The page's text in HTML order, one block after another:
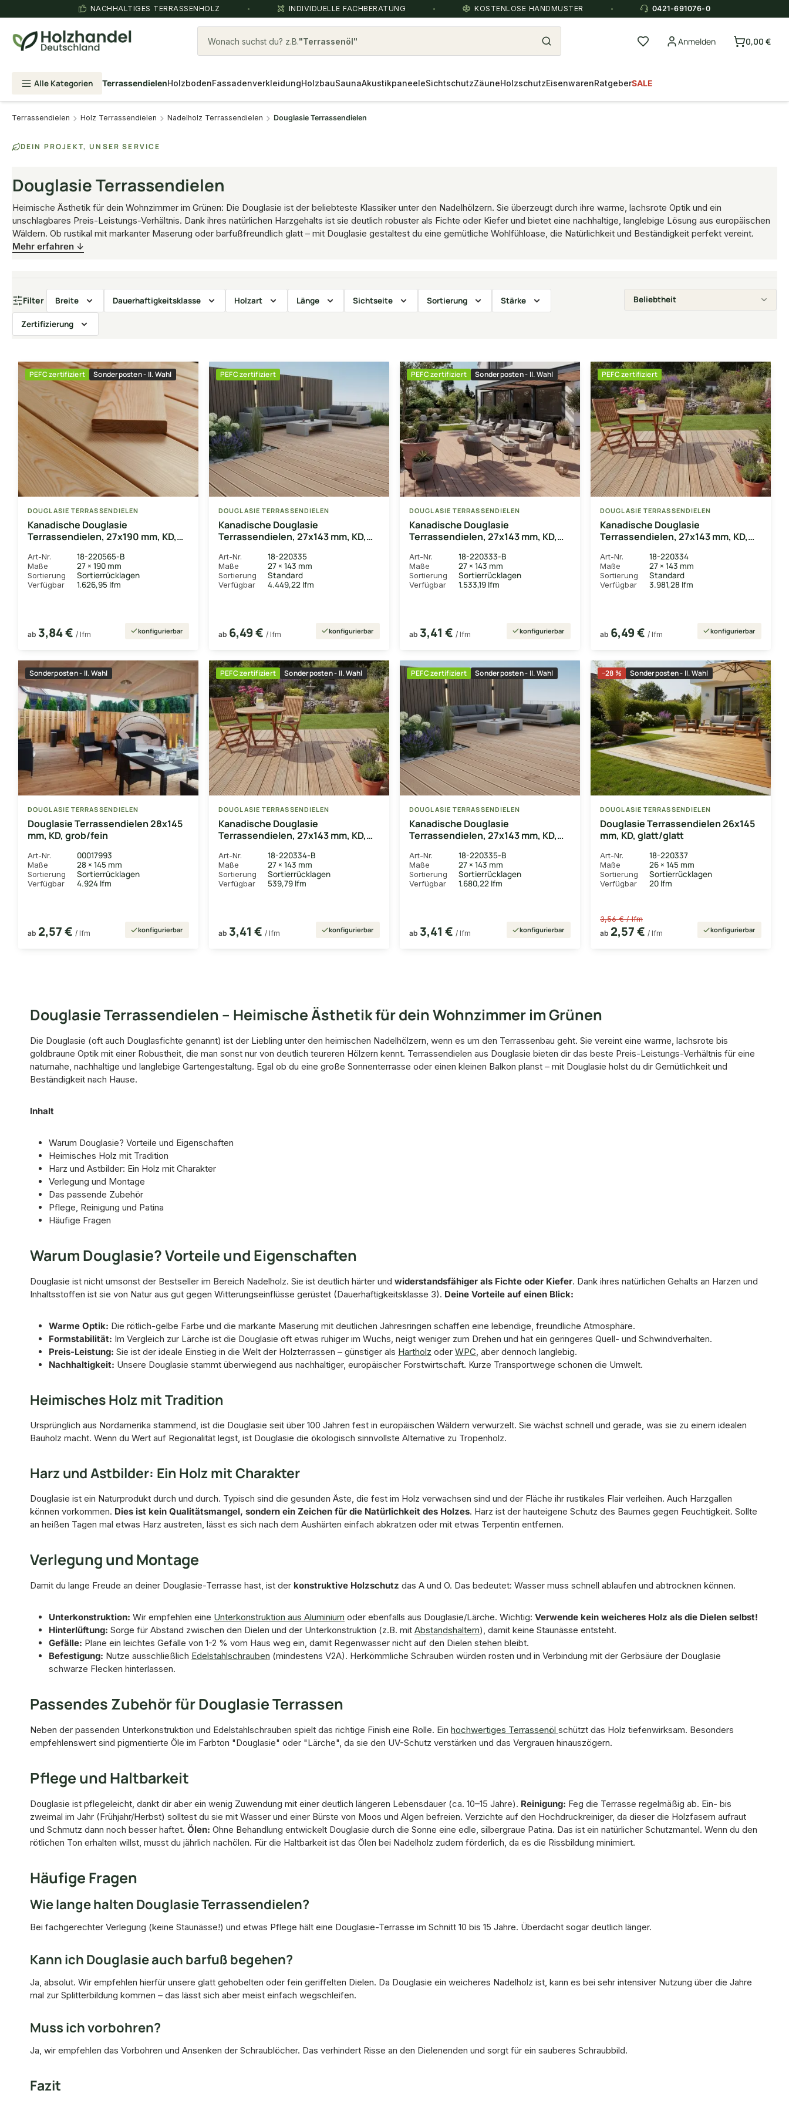
NACHHALTIGES TERRASSENHOLZ INDIVIDUELLE FACHBERATUNG KOSTENLOSE HANDMUSTER 0421-691076-0
Wonach suchst du? z.B. robinie Anmelden 0,00 €
Alle Kategorien TerrassendielenHolzbodenFassadenverkleidungHolzbauSaunaAkustikpaneeleSichtschutzZäuneHolzschutzEisenwarenRatgeberSALE
Terrassendielen Holz Terrassendielen Nadelholz Terrassendielen Douglasie Terrassendielen
DEIN PROJEKT, UNSER SERVICE
Douglasie Terrassendielen
Heimische Ästhetik für dein Wohnzimmer im Grünen: Die Douglasie ist der beliebteste Klassiker unter den Nadelhölzern. Sie überzeugt durch ihre warme, lachsrote Optik und ein
unschlagbares Preis-Leistungs-Verhältnis. Dank ihres natürlichen Harzgehalts ist sie deutlich robuster als Fichte oder Kiefer und bietet eine nachhaltige, langlebige Lösung aus europäischen
Wäldern. Ob rustikal mit markanter Maserung oder barfußfreundlich glatt – mit Douglasie gestaltest du eine gemütliche Wohlfühloase, die Natürlichkeit und Beständigkeit perfekt vereint.
Mehr erfahren ↓
Filter Breite Dauerhaftigkeitsklasse Holzart Länge Sichtseite Sortierung Stärke
Zertifizierung
Sonderposten - II. Wahl
PEFC zertifiziert
DOUGLASIE TERRASSENDIELEN
Kanadische Douglasie
Terrassendielen, 27x190 mm, KD,
Art-Nr. 18-220565-B
Maße 27 × 190 mm
Sortierung Sortierrücklagen
Verfügbar 1.626,95 lfm
ab 3,84 € / lfm konfigurierbar
PEFC zertifiziert
DOUGLASIE TERRASSENDIELEN
Kanadische Douglasie
Terrassendielen, 27x143 mm, KD,
Art-Nr. 18-220335
Maße 27 × 143 mm
Sortierung Standard
Verfügbar 4.449,22 lfm
ab 6,49 € / lfm konfigurierbar
Sonderposten - II. Wahl
PEFC zertifiziert
DOUGLASIE TERRASSENDIELEN
Kanadische Douglasie
Terrassendielen, 27x143 mm, KD,
Art-Nr. 18-220333-B
Maße 27 × 143 mm
Sortierung Sortierrücklagen
Verfügbar 1.533,19 lfm
ab 3,41 € / lfm konfigurierbar
PEFC zertifiziert
DOUGLASIE TERRASSENDIELEN
Kanadische Douglasie
Terrassendielen, 27x143 mm, KD,
Art-Nr. 18-220334
Maße 27 × 143 mm
Sortierung Standard
Verfügbar 3.981,28 lfm
ab 6,49 € / lfm konfigurierbar
Sonderposten - II. Wahl
DOUGLASIE TERRASSENDIELEN
Douglasie Terrassendielen 28x145
mm, KD, grob/fein
Art-Nr. 00017993
Maße 28 × 145 mm
Sortierung Sortierrücklagen
Verfügbar 4.924 lfm
ab 2,57 € / lfm konfigurierbar
Sonderposten - II. Wahl
PEFC zertifiziert
DOUGLASIE TERRASSENDIELEN
Kanadische Douglasie
Terrassendielen, 27x143 mm, KD,
Art-Nr. 18-220334-B
Maße 27 × 143 mm
Sortierung Sortierrücklagen
Verfügbar 539,79 lfm
ab 3,41 € / lfm konfigurierbar
Sonderposten - II. Wahl
PEFC zertifiziert
DOUGLASIE TERRASSENDIELEN
Kanadische Douglasie
Terrassendielen, 27x143 mm, KD,
Art-Nr. 18-220335-B
Maße 27 × 143 mm
Sortierung Sortierrücklagen
Verfügbar 1.680,22 lfm
ab 3,41 € / lfm konfigurierbar
−28 % Sonderposten - II. Wahl
DOUGLASIE TERRASSENDIELEN
Douglasie Terrassendielen 26x145
mm, KD, glatt/glatt
Art-Nr. 18-220337
Maße 26 × 145 mm
Sortierung Sortierrücklagen
Verfügbar 20 lfm
3,56 € / lfm
ab 2,57 € / lfm konfigurierbar
Douglasie Terrassendielen – Heimische Ästhetik für dein Wohnzimmer im Grünen
Die Douglasie (oft auch Douglasfichte genannt) ist der Liebling unter den heimischen Nadelhölzern, wenn es um den Terrassenbau geht. Sie vereint eine warme, lachsrote bis
goldbraune Optik mit einer Robustheit, die man sonst nur von deutlich teureren Hölzern kennt. Terrassendielen aus Douglasie bieten dir das beste Preis-Leistungs-Verhältnis für eine
naturnahe, nachhaltige und langlebige Gartengestaltung. Egal ob du eine große Sonnenterrasse oder einen kleinen Balkon planst – mit Douglasie holst du dir Gemütlichkeit und
Beständigkeit nach Hause.
Inhalt
Warum Douglasie? Vorteile und Eigenschaften
Heimisches Holz mit Tradition
Harz und Astbilder: Ein Holz mit Charakter
Verlegung und Montage
Das passende Zubehör
Pflege, Reinigung und Patina
Häufige Fragen
Warum Douglasie? Vorteile und Eigenschaften
Douglasie ist nicht umsonst der Bestseller im Bereich Nadelholz. Sie ist deutlich härter und widerstandsfähiger als Fichte oder Kiefer. Dank ihres natürlichen Gehalts an Harzen und
Inhaltsstoffen ist sie von Natur aus gut gegen Witterungseinflüsse gerüstet (Dauerhaftigkeitsklasse 3). Deine Vorteile auf einen Blick:
Warme Optik: Die rötlich-gelbe Farbe und die markante Maserung mit deutlichen Jahresringen schaffen eine lebendige, freundliche Atmosphäre.
Formstabilität: Im Vergleich zur Lärche ist die Douglasie oft etwas ruhiger im Wuchs, neigt weniger zum Drehen und hat ein geringeres Quell- und Schwindverhalten.
Preis-Leistung: Sie ist der ideale Einstieg in die Welt der Holzterrassen – günstiger als Hartholz oder WPC, aber dennoch langlebig.
Nachhaltigkeit: Unsere Douglasie stammt überwiegend aus nachhaltiger, europäischer Forstwirtschaft. Kurze Transportwege schonen die Umwelt.
Heimisches Holz mit Tradition
Ursprünglich aus Nordamerika stammend, ist die Douglasie seit über 100 Jahren fest in europäischen Wäldern verwurzelt. Sie wächst schnell und gerade, was sie zu einem idealen
Bauholz macht. Wenn du Wert auf Regionalität legst, ist Douglasie die ökologisch sinnvollste Alternative zu Tropenholz.
Harz und Astbilder: Ein Holz mit Charakter
Douglasie ist ein Naturprodukt durch und durch. Typisch sind die gesunden Äste, die fest im Holz verwachsen sind und der Fläche ihr rustikales Flair verleihen. Auch Harzgallen
können vorkommen. Dies ist kein Qualitätsmangel, sondern ein Zeichen für die Natürlichkeit des Holzes. Harz ist der hauteigene Schutz des Baumes gegen Feuchtigkeit. Sollte
an heißen Tagen mal etwas Harz austreten, lässt es sich nach dem Aushärten einfach abkratzen oder mit etwas Terpentin entfernen.
Verlegung und Montage
Damit du lange Freude an deiner Douglasie-Terrasse hast, ist der konstruktive Holzschutz das A und O. Das bedeutet: Wasser muss schnell ablaufen und abtrocknen können.
Unterkonstruktion: Wir empfehlen eine Unterkonstruktion aus Aluminium oder ebenfalls aus Douglasie/Lärche. Wichtig: Verwende kein weicheres Holz als die Dielen selbst!
Hinterlüftung: Sorge für Abstand zwischen den Dielen und der Unterkonstruktion (z.B. mit Abstandshaltern), damit keine Staunässe entsteht.
Gefälle: Plane ein leichtes Gefälle von 1-2 % vom Haus weg ein, damit Regenwasser nicht auf den Dielen stehen bleibt.
Befestigung: Nutze ausschließlich Edelstahlschrauben (mindestens V2A). Herkömmliche Schrauben würden rosten und in Verbindung mit der Gerbsäure der Douglasie
schwarze Flecken hinterlassen.
Passendes Zubehör für Douglasie Terrassen
Neben der passenden Unterkonstruktion und Edelstahlschrauben spielt das richtige Finish eine Rolle. Ein hochwertiges Terrassenöl schützt das Holz tiefenwirksam. Besonders
empfehlenswert sind pigmentierte Öle im Farbton "Douglasie" oder "Lärche", da sie den UV-Schutz verstärken und das Vergrauen hinauszögern.
Pflege und Haltbarkeit
Douglasie ist pflegeleicht, dankt dir aber ein wenig Zuwendung mit einer deutlich längeren Lebensdauer (ca. 10–15 Jahre). Reinigung: Feg die Terrasse regelmäßig ab. Ein- bis
zweimal im Jahr (Frühjahr/Herbst) solltest du sie mit Wasser und einer Bürste von Moos und Algen befreien. Verzichte auf den Hochdruckreiniger, da dieser die Holzfasern aufraut
und Schmutz dann noch besser haftet. Ölen: Ohne Behandlung entwickelt Douglasie durch die Sonne eine edle, silbergraue Patina. Das ist ein natürlicher Schutzmantel. Wenn du den
rötlichen Ton erhalten willst, musst du jährlich nachölen. Für die Haltbarkeit ist das Ölen bei Nadelholz zudem förderlich, da es die Rissbildung minimiert.
Häufige Fragen
Wie lange halten Douglasie Terrassendielen?
Bei fachgerechter Verlegung (keine Staunässe!) und etwas Pflege hält eine Douglasie-Terrasse im Schnitt 10 bis 15 Jahre. Überdacht sogar deutlich länger.
Kann ich Douglasie auch barfuß begehen?
Ja, absolut. Wir empfehlen hierfür unsere glatt gehobelten oder fein geriffelten Dielen. Da Douglasie ein weicheres Nadelholz ist, kann es bei sehr intensiver Nutzung über die Jahre
mal zur Splitterbildung kommen – das lässt sich aber meist einfach wegschleifen.
Muss ich vorbohren?
Ja, wir empfehlen das Vorbohren und Ansenken der Schraublöcher. Das verhindert Risse an den Dielenenden und sorgt für ein sauberes Schraubbild.
Fazit